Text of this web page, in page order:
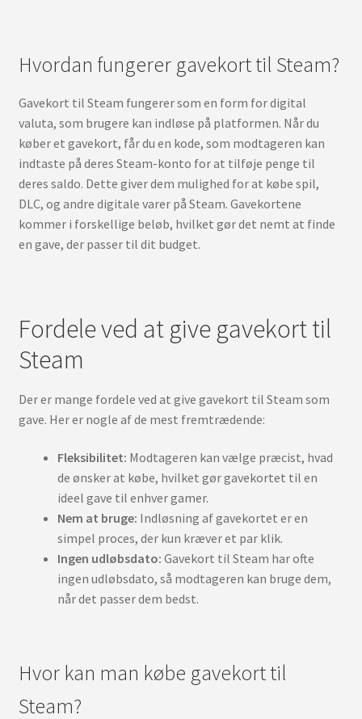
Hvordan fungerer gavekort til Steam?
Gavekort til Steam fungerer som en form for digital
valuta, som brugere kan indløse på platformen. Når du
køber et gavekort, får du en kode, som modtageren kan
indtaste på deres Steam-konto for at tilføje penge til
deres saldo. Dette giver dem mulighed for at købe spil,
DLC, og andre digitale varer på Steam. Gavekortene
kommer i forskellige beløb, hvilket gør det nemt at finde
en gave, der passer til dit budget.
Fordele ved at give gavekort til
Steam
Der er mange fordele ved at give gavekort til Steam som
gave. Her er nogle af de mest fremtrædende:
Fleksibilitet: Modtageren kan vælge præcist, hvad
de ønsker at købe, hvilket gør gavekortet til en
ideel gave til enhver gamer.
Nem at bruge: Indløsning af gavekortet er en
simpel proces, der kun kræver et par klik.
Ingen udløbsdato: Gavekort til Steam har ofte
ingen udløbsdato, så modtageren kan bruge dem,
når det passer dem bedst.
Hvor kan man købe gavekort til
Steam?